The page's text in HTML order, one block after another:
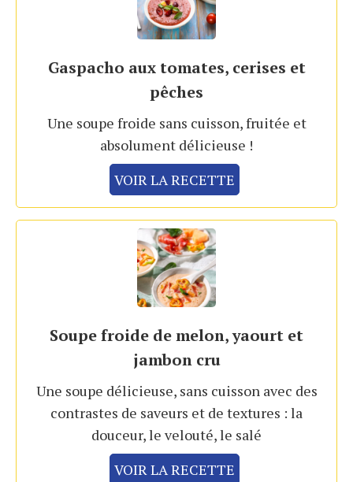
Gaspacho aux tomates, cerises et
pêches
Une soupe froide sans cuisson, fruitée et
absolument délicieuse !
VOIR LA RECETTE
Soupe froide de melon, yaourt et
jambon cru
Une soupe délicieuse, sans cuisson avec des
contrastes de saveurs et de textures : la
douceur, le velouté, le salé
VOIR LA RECETTE